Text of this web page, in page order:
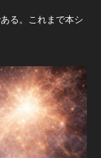
る。これまで本シ